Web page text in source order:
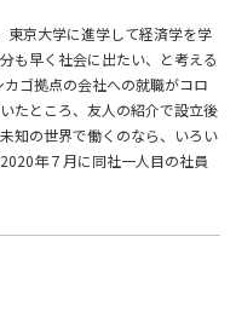
東京大学に進学して経済学を学
も早く社会に出たい、と考える
ゴ拠点の会社への就職がコロ
たところ、友人の紹介で設立後
知の世界で働くのなら、いろい
年７月に同社一人目の社員